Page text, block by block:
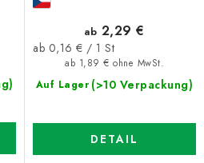
Auf Lager (>10 Verpackung)
ab 1,89 € ohne MwSt.
ab 2,29 €
Verkaufspreis:
ab 0,16 € / 1 St
DETAIL